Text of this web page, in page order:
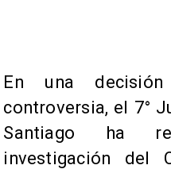
En una
controversia, el 7°
Santiago ha
investigación del